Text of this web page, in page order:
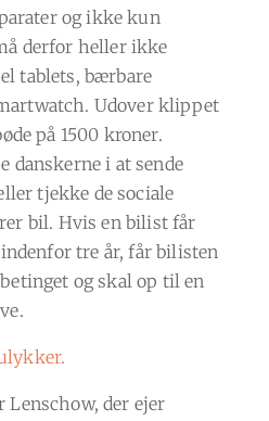
og ikke kun
derfor heller ikke
tablets, bærbare
Udover klippet
på 1500 kroner.
danskerne i at sende
tjekke de sociale
bil. Hvis en bilist får
tre år, får bilisten
og skal op til en
der ejer